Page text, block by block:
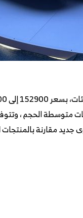
جديد مقارنة بالمنتجات